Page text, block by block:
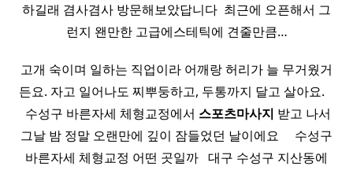
하길래 겸사겸사 방문해보았답니다 ​ 최근에 오픈해서 그
런지 왠만한 고급에스테틱에 견줄만큼…
고개 숙이며 일하는 직업이라 어깨랑 허리가 늘 무거웠거
든요. 자고 일어나도 찌뿌둥하고, 두통까지 달고 살아요. ​ ​ ​
​ 수성구 바른자세 체형교정에서 스포츠마사지 받고 나서
그날 밤 정말 오랜만에 깊이 잠들었던 날이에요 ​ ​ ​ ​ 수성구
바른자세 체형교정 어떤 곳일까 ​ ​ 대구 수성구 지산동에